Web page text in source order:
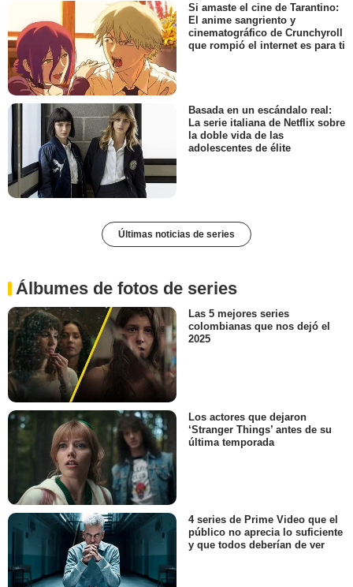
Si amaste el cine de Tarantino:
El anime sangriento y
cinematográfico de Crunchyroll
que rompió el internet es para ti
Basada en un escándalo real:
La serie italiana de Netflix sobre
la doble vida de las
adolescentes de élite
Últimas noticias de series
Álbumes de fotos de series
Las 5 mejores series
colombianas que nos dejó el
2025
Los actores que dejaron
‘Stranger Things’ antes de su
última temporada
4 series de Prime Video que el
público no aprecia lo suficiente
y que todos deberían de ver